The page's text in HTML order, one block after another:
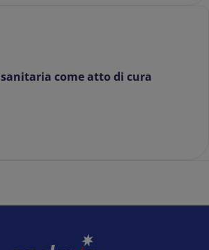
come atto di cura